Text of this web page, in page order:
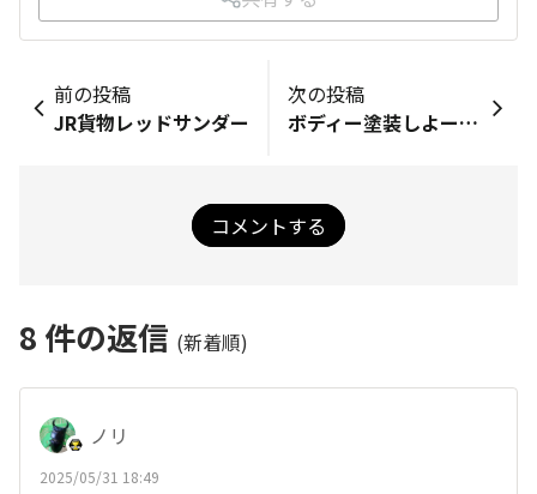
前の投稿
JR貨物レッドサンダー
次の投稿
ボディー塗装しよーっと
コメントする
8 件の返信 (新着順)
ノリ
2025/05/31 18:49